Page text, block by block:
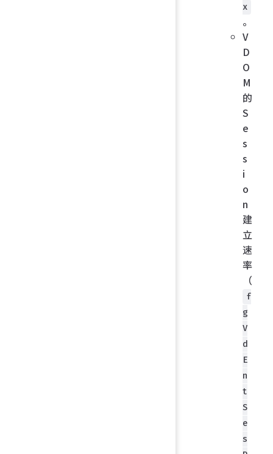
x
。
V
D
O
M
的
S
e
s
s
i
o
n
建
立
速
率
（
f
g
V
d
E
n
t
S
e
s